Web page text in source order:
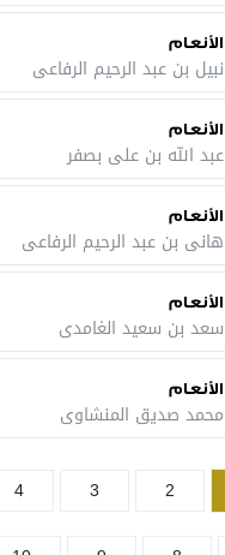
الأنعام
نبيل بن عبد الرحيم الرفاعي
الأنعام
عبد الله بن علي بصفر
الأنعام
هاني بن عبد الرحيم الرفاعي
الأنعام
سعد بن سعيد الغامدي
الأنعام
محمد صديق المنشاوي
2
3
4